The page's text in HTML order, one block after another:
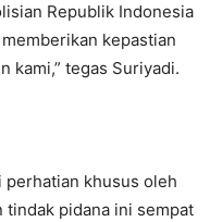
Republik Indonesia
kepastian
kami,” tegas Suriyadi.
perhatian khusus oleh
tindak pidana ini sempat